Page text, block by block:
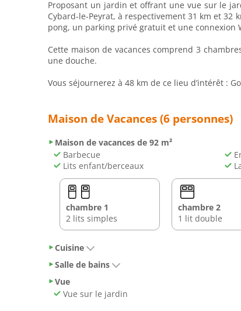
Proposant un jardin et offrant une vue sur le
Cybard-le-Peyrat, à respectivement 31 km et
pong, un parking privé gratuit et une connexion
Cette maison de vacances comprend 3
une douche.
Vous séjournerez à 48 km de ce lieu d’intérêt :
Maison de Vacances (6 personnes)
Maison de vacances de 92 m²
Barbecue
Lits enfant/berceaux
chambre 1
2 lits simples
chambre 2
1 lit double
Cuisine
Salle de bains
Vue
Vue sur le jardin